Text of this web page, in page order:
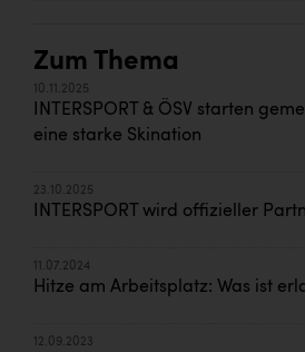
Zum Thema
10.11.2025
INTERSPORT & ÖSV starten
eine starke Skination
23.10.2025
INTERSPORT wird offizieller
11.07.2024
Hitze am Arbeitsplatz: Was ist
12.09.2023